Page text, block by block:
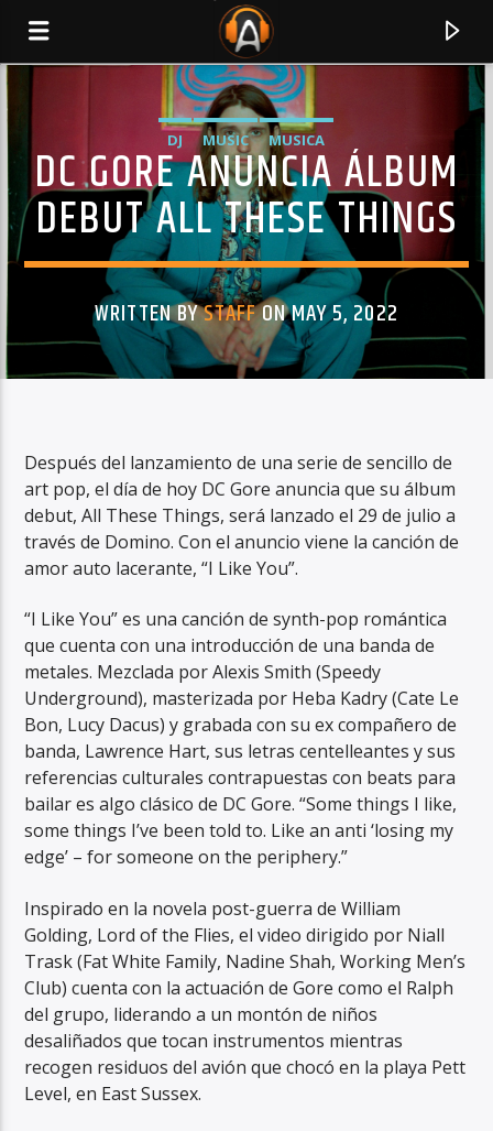
TITLE
ARTIST
RadioAlternativo Live
DJ MUSIC MUSICA
DC GORE ANUNCIA ÁLBUM
DEBUT ALL THESE THINGS
WRITTEN BYSTAFFON MAY 5, 2022
Después del lanzamiento de una serie de sencillo de
art pop, el día de hoy DC Gore anuncia que su álbum
debut, All These Things, será lanzado el 29 de julio a
través de Domino. Con el anuncio viene la canción de
amor auto lacerante, “I Like You”.
“I Like You” es una canción de synth-pop romántica
que cuenta con una introducción de una banda de
metales. Mezclada por Alexis Smith (Speedy
Underground), masterizada por Heba Kadry (Cate Le
Bon, Lucy Dacus) y grabada con su ex compañero de
banda, Lawrence Hart, sus letras centelleantes y sus
referencias culturales contrapuestas con beats para
bailar es algo clásico de DC Gore. “Some things I like,
some things I’ve been told to. Like an anti ‘losing my
edge’ – for someone on the periphery.”
Inspirado en la novela post-guerra de William
Golding, Lord of the Flies, el video dirigido por Niall
Trask (Fat White Family, Nadine Shah, Working Men’s
Club) cuenta con la actuación de Gore como el Ralph
del grupo, liderando a un montón de niños
desaliñados que tocan instrumentos mientras
recogen residuos del avión que chocó en la playa Pett
Level, en East Sussex.